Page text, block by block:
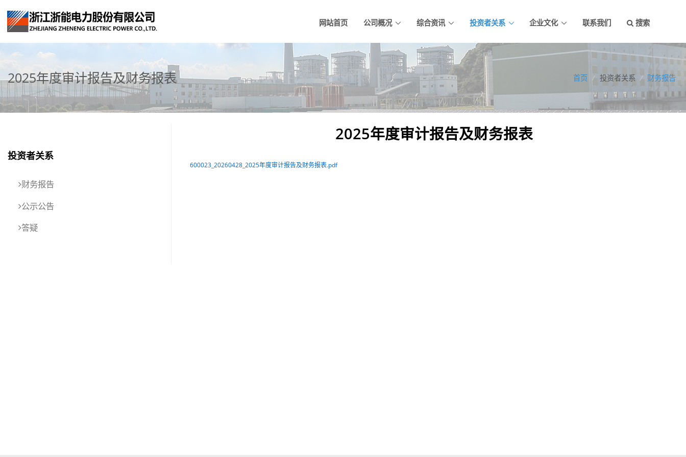
网站首页 公司概况 综合资讯 投资者关系 企业文化 联系我们 搜索
2025年度审计报告及财务报表 首页 / 投资者关系 / 财务报告
2025年度审计报告及财务报表
600023_20260428_2025年度审计报告及财务报表.pdf
投资者关系
财务报告
公示公告
答疑